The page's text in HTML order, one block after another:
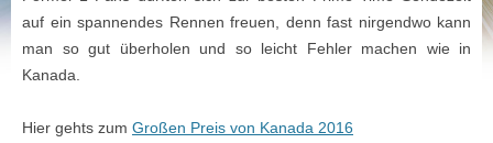
auf ein spannendes Rennen freuen, denn fast nirgendwo kann
man so gut überholen und so leicht Fehler machen wie in
Kanada.
Hier gehts zum Großen Preis von Kanada 2016